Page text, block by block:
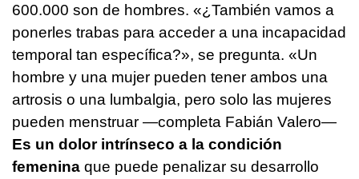
600.000 son de hombres. «¿También vamos a
ponerles trabas para acceder a una incapacidad
temporal tan específica?», se pregunta. «Un
hombre y una mujer pueden tener ambos una
artrosis o una lumbalgia, pero solo las mujeres
pueden menstruar —completa Fabián Valero—
Es un dolor intrínseco a la condición
femenina que puede penalizar su desarrollo